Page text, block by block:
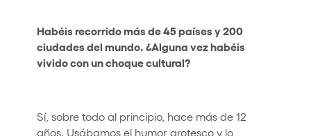
Habéis recorrido más de 45 países y 200
ciudades del mundo. ¿Alguna vez habéis
vivido con un choque cultural?
Sí, sobre todo al principio, hace más de 12
años. Usábamos el humor grotesco y lo